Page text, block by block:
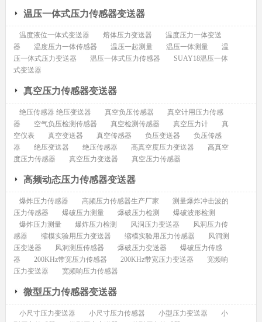
温压一体式压力传感器变送器
温度液位一体式变送器 熔体压力变送器
温度压力一体变送
器
温度压力一体传感器 温压一起测量 温压一体测量
温
压一体式压力变送器
温压一体式压力传感器
SUAY18温压一体
式变送器
真空压力传感器变送器
绝压传感器 绝压变送器 真空负压传感器
真空计用压力传感
器
空气负压检测传感器 真空检测传感器 真空压力计
真
空仪表
真空变送器 真空传感器 负压变送器
负压传感
器
绝压变送器 绝压传感器 高真空度压力变送器
高真空
度压力传感器
真空压力变送器 真空压力传感器
高频动态压力传感器变送器
爆炸压力传感器 高频压力传感器生产厂家
测量爆炸冲击波的
压力传感器
爆破压力测量 爆破压力检测
爆破波形检测
爆炸压力测量
爆炸压力检测 风洞压力变送器
风洞压力传
感器
缩模实验用压力变送器 缩模实验用压力传感器
风洞测
压变送器
风洞测压传感器 爆破压力变送器
爆破压力传感
器
200KHz带宽压力传感器 200KHz带宽压力变送器
宽频响
压力变送器
宽频响压力传感器
微型压力传感器变送器
小尺寸压力变送器 小尺寸压力传感器 小型压力变送器
小